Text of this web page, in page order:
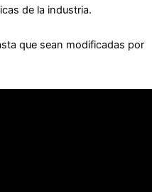
de la industria.
que sean modificadas por